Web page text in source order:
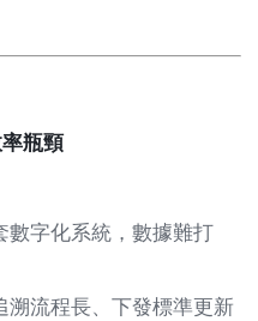
瓶頸
數字化系統，數據難打
溯流程長、下發標準更新